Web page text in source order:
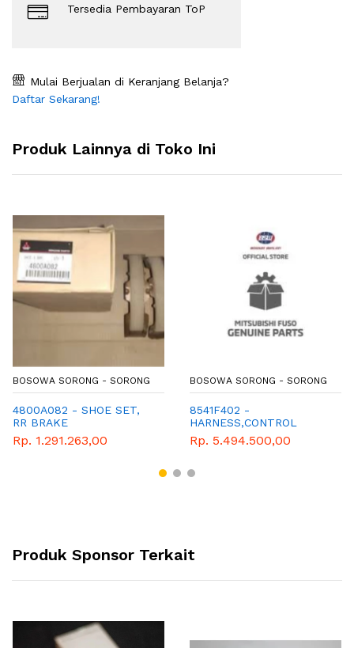
Tersedia Pembayaran ToP
Mulai Berjualan di Keranjang Belanja?
Daftar Sekarang!
Produk Lainnya di Toko Ini
BOSOWA SORONG - SORONG
4800A082 - SHOE SET,
RR BRAKE
Rp. 1.291.263,00
BOSOWA SORONG - SORONG
8541F402 -
HARNESS,CONTROL
Rp. 5.494.500,00
Produk Sponsor Terkait